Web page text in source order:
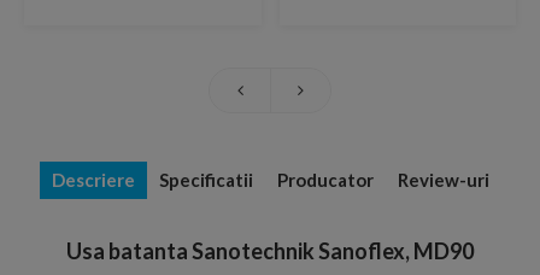
Descriere Specificatii Producator Review-uri
Usa batanta Sanotechnik Sanoflex, MD90